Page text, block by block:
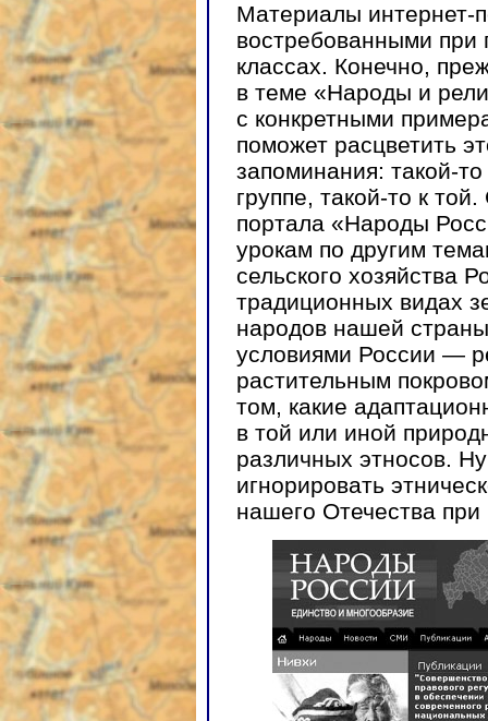
Материалы интернет-
востребованными при
классах. Конечно,
в теме «Народы и
с конкретными
поможет расцветить
запоминания: такой-
группе, такой-то к
портала «Народы
урокам по другим
сельского хозяйства
традиционных видах
народов нашей
условиями России —
растительным
том, какие
в той или иной
различных этносов.
игнорировать
нашего Отечества